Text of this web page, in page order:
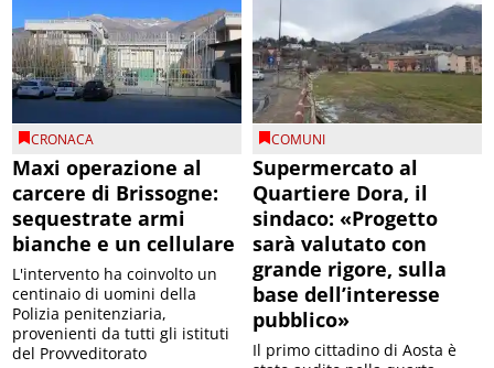
CRONACA
Maxi operazione al
carcere di Brissogne:
sequestrate armi
bianche e un cellulare
L'intervento ha coinvolto un
centinaio di uomini della
Polizia penitenziaria,
provenienti da tutti gli istituti
del Provveditorato
COMUNI
Supermercato al
Quartiere Dora, il
sindaco: «Progetto
sarà valutato con
grande rigore, sulla
base dell’interesse
pubblico»
Il primo cittadino di Aosta è